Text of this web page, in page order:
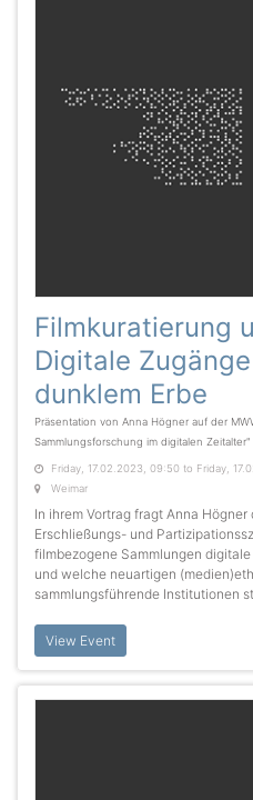
Filmkuratierung
Digitale
dunklem Erbe
Präsentation von Anna Högner auf der
Sammlungsforschung im digitalen Zeitalter"
Friday, 17.02.2023, 09:50 to Friday,
Weimar
In ihrem Vortrag fragt Anna
Erschließungs- und
filmbezogene Sammlungen
und welche neuartigen
sammlungsführende Institutionen
View Event